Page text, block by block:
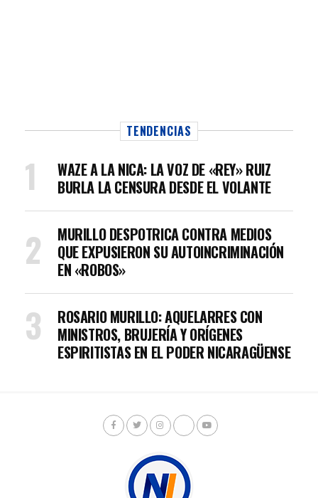
TENDENCIAS
WAZE A LA NICA: LA VOZ DE «REY» RUIZ
BURLA LA CENSURA DESDE EL VOLANTE
MURILLO DESPOTRICA CONTRA MEDIOS
QUE EXPUSIERON SU AUTOINCRIMINACIÓN
EN «ROBOS»
ROSARIO MURILLO: AQUELARRES CON
MINISTROS, BRUJERÍA Y ORÍGENES
ESPIRITISTAS EN EL PODER NICARAGÜENSE